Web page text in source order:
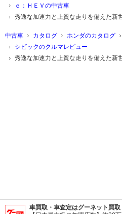
ｅ：ＨＥＶの中古車
秀逸な加速力と上質な走りを備えた新
中古車 カタログ ホンダのカタログ
シビックのクルマレビュー
秀逸な加速力と上質な走りを備えた新
車買取・車査定はグーネット買